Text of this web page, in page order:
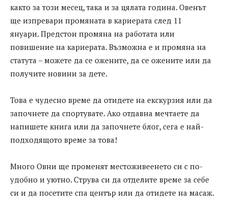
както за този месец, така и за цялата година. Овенът
ще изпревари промяната в кариерата след 11
януари. Предстои промяна на работата или
повишение на кариерата. Възможна е и промяна на
статута – можете да се ожените, да се ожените или да
получите новини за дете.
Това е чудесно време да отидете на екскурзия или да
започнете да спортувате. Ако отдавна мечтаете да
напишете книга или да започнете блог, сега е най-
подходящото време за това!
Много Овни ще променят местоживеенето си с по-
удобно и уютно. Струва си да отделите време за себе
си и да посетите спа център или да отидете на масаж.